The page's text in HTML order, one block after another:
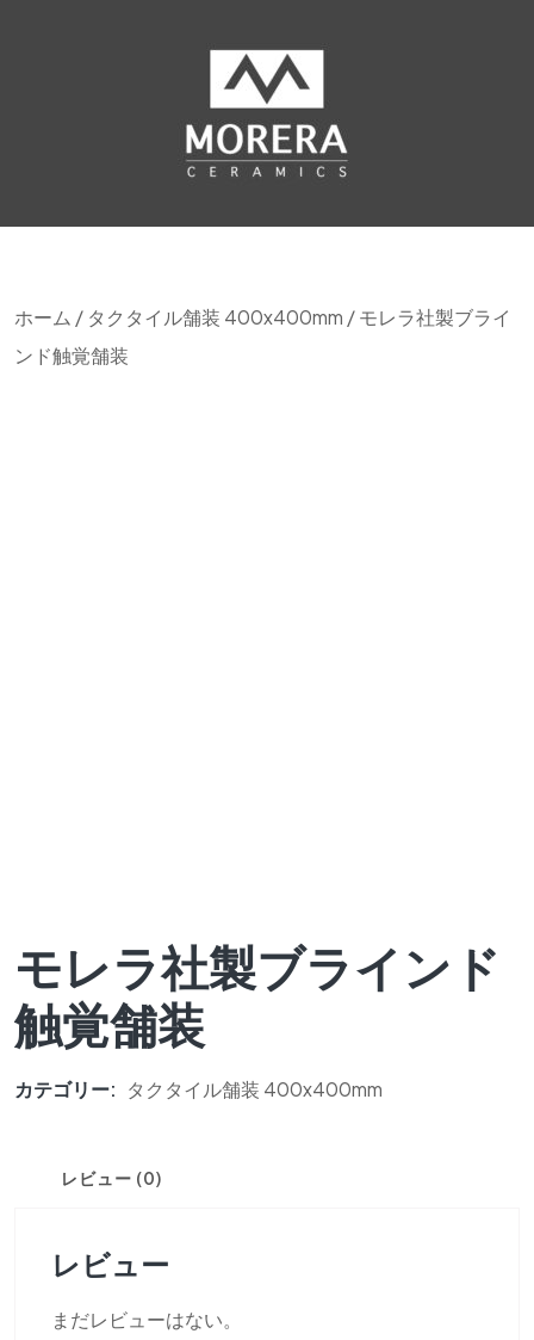
ホーム / タクタイル舗装 400x400mm / モレラ社製ブライ
ンド触覚舗装
モレラ社製ブラインド
触覚舗装
カテゴリー: タクタイル舗装 400x400mm
レビュー (0)
レビュー
まだレビューはない。